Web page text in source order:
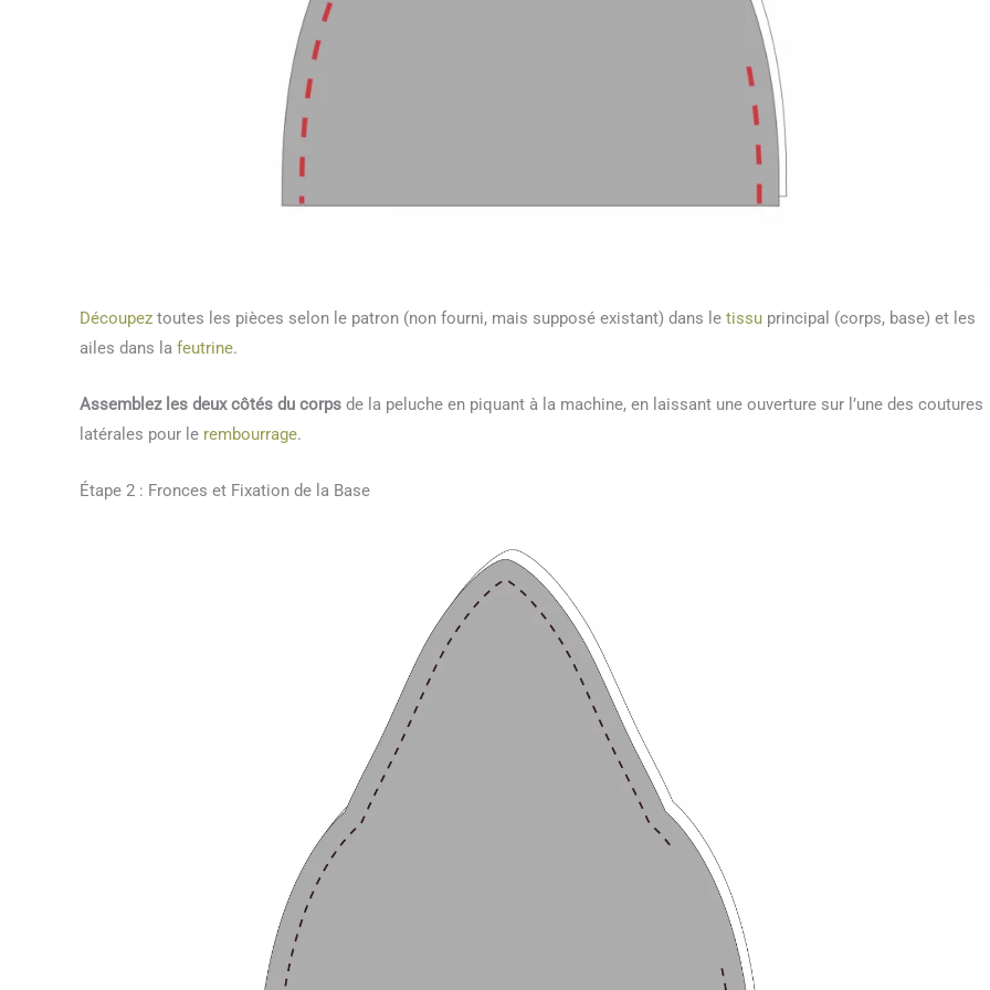
Découpez toutes les pièces selon le patron (non fourni, mais supposé existant) dans le tissu principal (corps, base) et les
ailes dans la feutrine.
Assemblez les deux côtés du corps de la peluche en piquant à la machine, en laissant une ouverture sur l’une des coutures
latérales pour le rembourrage.
Étape 2 : Fronces et Fixation de la Base